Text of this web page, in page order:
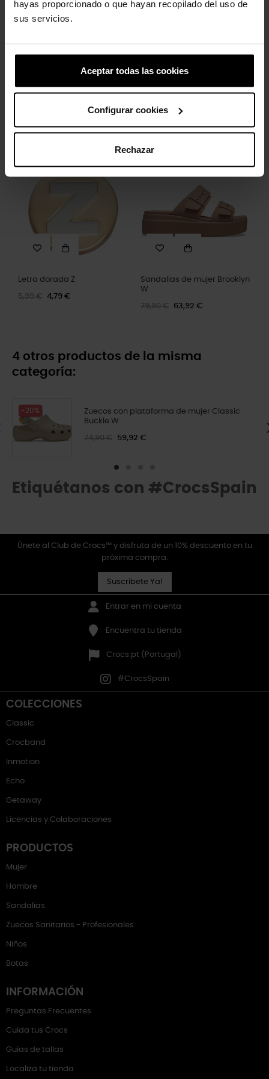
hayas proporcionado o que hayan recopilado del uso de
sus servicios.
Aceptar todas las cookies
Configurar cookies
Rechazar
Flor de ganchillo azul
5,99 € 4,79 €
Hada sabueso basset
4,99 € 3,99 €
-20%
Letra dorada Z
5,99 € 4,79 €
-20%
Sandalias de mujer Brooklyn
W
79,90 € 63,92 €
4 otros productos de la misma
categoría:
-20%
Zuecos con plataforma de mujer Classic
Buckle W
74,90 € 59,92 €
Etiquétanos con #CrocsSpain
Únete al Club de Crocs™ y disfruta de un 10% descuento en tu
próxima compra.
Suscríbete Ya!
Entrar en mi cuenta
Encuentra tu tienda
Crocs.pt (Portugal)
#CrocsSpain
COLECCIONES
Classic
Crocband
Inmotion
Echo
Getaway
Licencias y Colaboraciones
PRODUCTOS
Mujer
Hombre
Sandalias
Zuecos Sanitarios - Profesionales
Niños
Botas
INFORMACIÓN
Preguntas Frecuentes
Cuida tus Crocs
Guías de tallas
Localiza tu tienda